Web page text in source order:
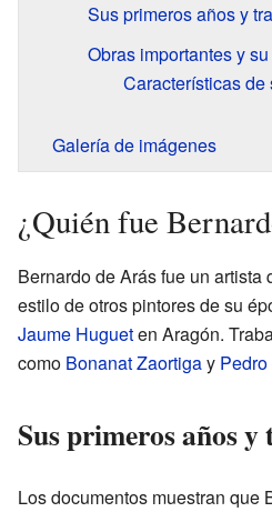
Sus primeros años y
Obras importantes y
Características de
Galería de imágenes
¿Quién fue
Bernardo de Arás fue un
estilo de otros pintores de su
Jaume Hugueten Aragón.
como Bonanat Zaortigay
Sus primeros años
Los documentos muestran que